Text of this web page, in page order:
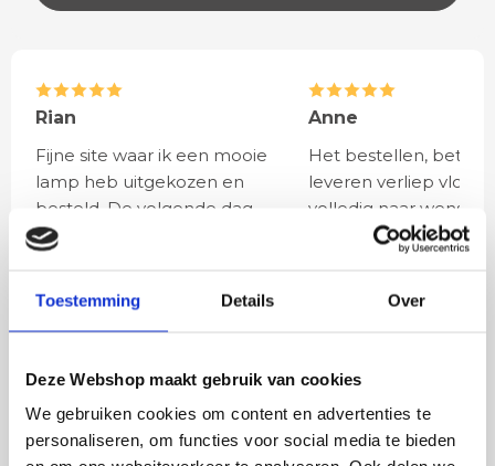
Toestemming Details Over
Deze Webshop maakt gebruik van cookies
We gebruiken cookies om content en advertenties te
personaliseren, om functies voor social media te bieden
Rian
Fijne site waar ik een mooie
lamp heb uitgekozen en
besteld. De volgende dag
werd deze al bezorgd. Super
Anne
Het bestellen,
leveren verliep vlot en
volledig naar wens.
artikel is zeer mooi
veel sfeer, het is ook
BESTELINCLUSIEF
LICHTBRONNEN